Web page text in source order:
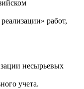
работ,
несырьевых
учета.